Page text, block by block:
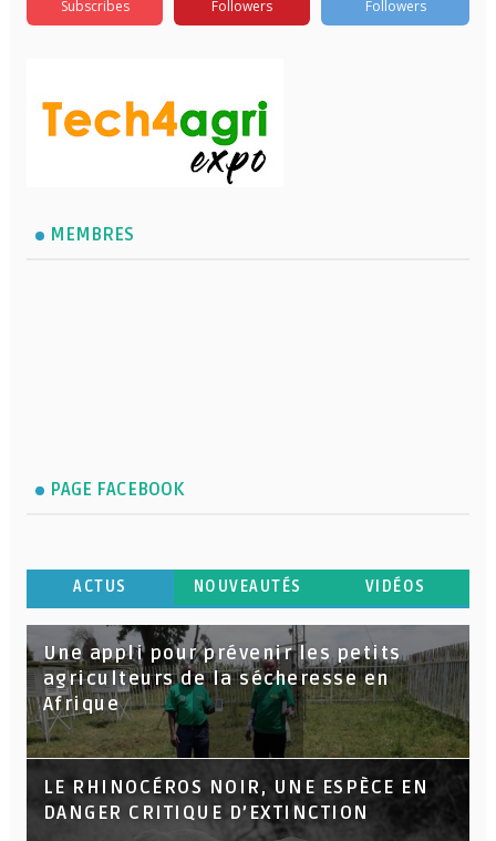
Subscribes Followers Followers
MEMBRES
PAGE FACEBOOK
ACTUS NOUVEAUTÉS VIDÉOS
Une appli pour prévenir les petits
agriculteurs de la sécheresse en
Afrique
LE RHINOCÉROS NOIR, UNE ESPÈCE EN
DANGER CRITIQUE D’EXTINCTION